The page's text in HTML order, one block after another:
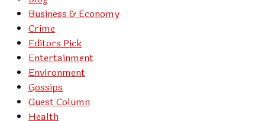
Business & Economy
Crime
Editors Pick
Entertainment
Environment
Gossips
Guest Column
Health